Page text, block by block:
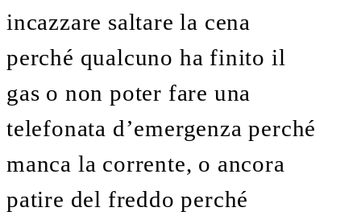
incazzare saltare la cena
perché qualcuno ha finito il
gas o non poter fare una
telefonata d’emergenza perché
manca la corrente, o ancora
patire del freddo perché